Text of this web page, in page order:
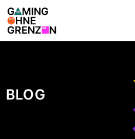
Zum
Inhalt
Zur
Hilfsnavigation
BLOG